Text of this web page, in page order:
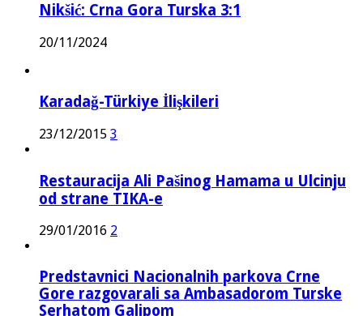
Nikšić: Crna Gora Turska 3:1
20/11/2024
Karadağ-Türkiye İlişkileri
23/12/2015 3
Restauracija Ali Pašinog Hamama u Ulcinju
od strane TIKA-e
29/01/2016 2
Predstavnici Nacionalnih parkova Crne
Gore razgovarali sa Ambasadorom Turske
Serhatom Galipom